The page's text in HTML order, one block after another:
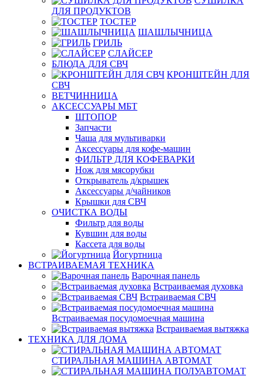
ДЛЯ ПРОДУКТОВ
ТОСТЕР
ШАШЛЫЧНИЦА
ГРИЛЬ
СЛАЙСЕР
БЛЮДА ДЛЯ СВЧ
КРОНШТЕЙН ДЛЯ
СВЧ
ВЕТЧИННИЦА
АКСЕССУАРЫ МБТ
ШТОПОР
Запчасти
Чаша для мультиварки
Аксессуары для кофе-машин
ФИЛЬТР ДЛЯ КОФЕВАРКИ
Нож для мясорубки
Открыватель д/крышек
Аксессуары д/чайников
Крышки для СВЧ
ОЧИСТКА ВОДЫ
Фильтр для воды
Кувшин для воды
Кассета для воды
Йогуртница
ВСТРАИВАЕМАЯ ТЕХНИКА
Варочная панель
Встраиваемая духовка
Встраиваемая СВЧ
Встраиваемая посудомоечная машина
Встраиваемая вытяжка
ТЕХНИКА ДЛЯ ДОМА
СТИРАЛЬНАЯ МАШИНА АВТОМАТ